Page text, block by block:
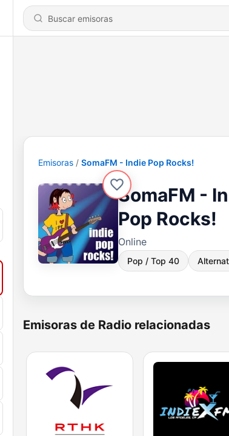
Emisoras SomaFM - Indie Pop Rocks!
SomaFM -
Pop Rocks!
Online
Pop / Top 40
Emisoras de Radio relacionadas